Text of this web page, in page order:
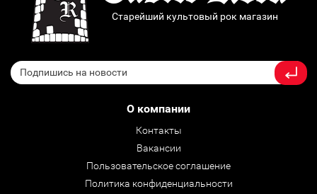
Старейший культовый рок магазин
О компании
Контакты
Вакансии
Пользовательское соглашение
Политика конфиденциальности